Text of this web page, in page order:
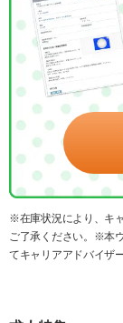
※在庫状況により、キ
ご了承ください。※本
てキャリアアドバイザ